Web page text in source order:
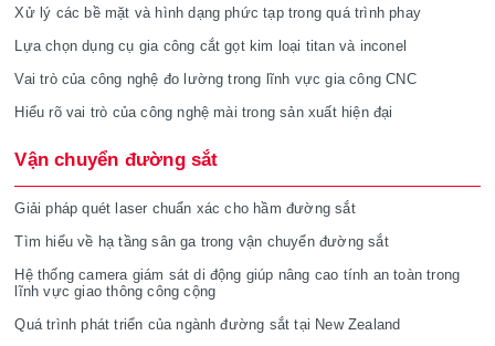
Xử lý các bề mặt và hình dạng phức tạp trong quá trình phay
Lựa chọn dụng cụ gia công cắt gọt kim loại titan và inconel
Vai trò của công nghệ đo lường trong lĩnh vực gia công CNC
Hiểu rõ vai trò của công nghệ mài trong sản xuất hiện đại
Vận chuyển đường sắt
Giải pháp quét laser chuẩn xác cho hầm đường sắt
Tìm hiểu về hạ tầng sân ga trong vận chuyển đường sắt
Hệ thống camera giám sát di động giúp nâng cao tính an toàn trong
lĩnh vực giao thông công cộng
Quá trình phát triển của ngành đường sắt tại New Zealand